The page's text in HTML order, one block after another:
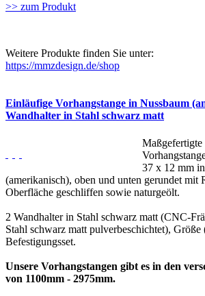
>> zum Produkt
Weitere Produkte finden Sie unter:
https://mmzdesign.de/shop
Einläufige Vorhangstange in Nussbaum
Wandhalter in Stahl schwarz matt
37 x 12 mm
(amerikanisch), oben und unten gerundet mit
Oberfläche geschliffen sowie naturgeölt.
2 Wandhalter in Stahl schwarz matt (CNC-
Stahl schwarz matt pulverbeschichtet),
Befestigungsset.
Unsere Vorhangstangen gibt es in den
von 1100mm - 2975mm.